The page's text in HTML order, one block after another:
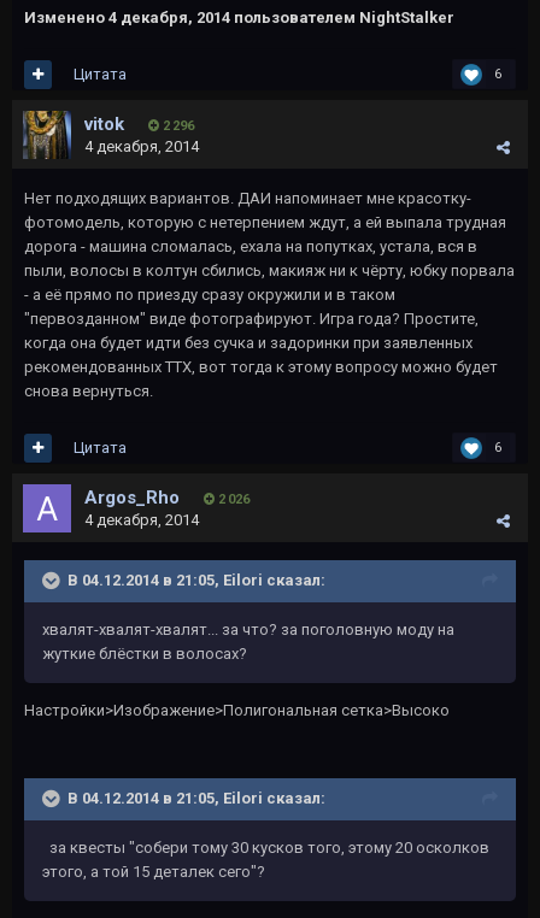
Изменено 4 декабря, 2014 пользователем NightStalker
6
Цитата
vitok 2 296
4 декабря, 2014
Нет подходящих вариантов. ДАИ напоминает мне красотку-
фотомодель, которую с нетерпением ждут, а ей выпала трудная
дорога - машина сломалась, ехала на попутках, устала, вся в
пыли, волосы в колтун сбились, макияж ни к чёрту, юбку порвала
- а её прямо по приезду сразу окружили и в таком
"первозданном" виде фотографируют. Игра года? Простите,
когда она будет идти без сучка и задоринки при заявленных
рекомендованных ТТХ, вот тогда к этому вопросу можно будет
снова вернуться.
6
Цитата
Argos_Rho 2 026
4 декабря, 2014
В 04.12.2014 в 21:05, Eilori сказал:
хвалят-хвалят-хвалят... за что? за поголовную моду на
жуткие блёстки в волосах?
Настройки>Изображение>Полигональная сетка>Высоко
В 04.12.2014 в 21:05, Eilori сказал:
за квесты "собери тому 30 кусков того, этому 20 осколков
этого, а той 15 деталек сего"?